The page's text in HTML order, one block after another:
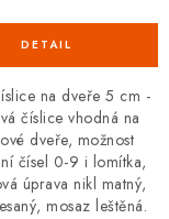
na dveře 5 cm -
číslice vhodná na
dveře, možnost
čísel 0-9 i lomítka,
úprava nikl matný,
mosaz leštěná.